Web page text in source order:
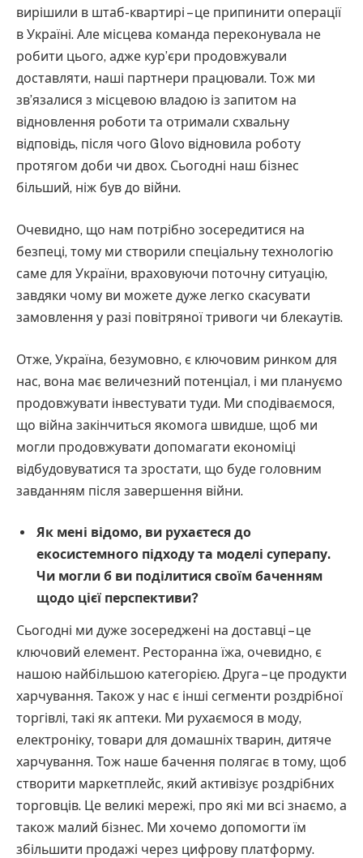
вирішили в штаб-квартирі – це припинити операції
в Україні. Але місцева команда переконувала не
робити цього, адже кур’єри продовжували
доставляти, наші партнери працювали. Тож ми
зв’язалися з місцевою владою із запитом на
відновлення роботи та отримали схвальну
відповідь, після чого Glovo відновила роботу
протягом доби чи двох. Сьогодні наш бізнес
більший, ніж був до війни.
Очевидно, що нам потрібно зосередитися на
безпеці, тому ми створили спеціальну технологію
саме для України, враховуючи поточну ситуацію,
завдяки чому ви можете дуже легко скасувати
замовлення у разі повітряної тривоги чи блекаутів.
Отже, Україна, безумовно, є ключовим ринком для
нас, вона має величезний потенціал, і ми плануємо
продовжувати інвестувати туди. Ми сподіваємося,
що війна закінчиться якомога швидше, щоб ми
могли продовжувати допомагати економіці
відбудовуватися та зростати, що буде головним
завданням після завершення війни.
Як мені відомо, ви рухаєтеся до
екосистемного підходу та моделі суперапу.
Чи могли б ви поділитися своїм баченням
щодо цієї перспективи?
Сьогодні ми дуже зосереджені на доставці – це
ключовий елемент. Ресторанна їжа, очевидно, є
нашою найбільшою категорією. Друга – це продукти
харчування. Також у нас є інші сегменти роздрібної
торгівлі, такі як аптеки. Ми рухаємося в моду,
електроніку, товари для домашніх тварин, дитяче
харчування. Тож наше бачення полягає в тому, щоб
створити маркетплейс, який активізує роздрібних
торговців. Це великі мережі, про які ми всі знаємо, а
також малий бізнес. Ми хочемо допомогти їм
збільшити продажі через цифрову платформу.